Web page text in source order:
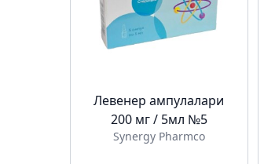
Левенер ампулалари
200 мг / 5мл №5
Synergy Pharmco